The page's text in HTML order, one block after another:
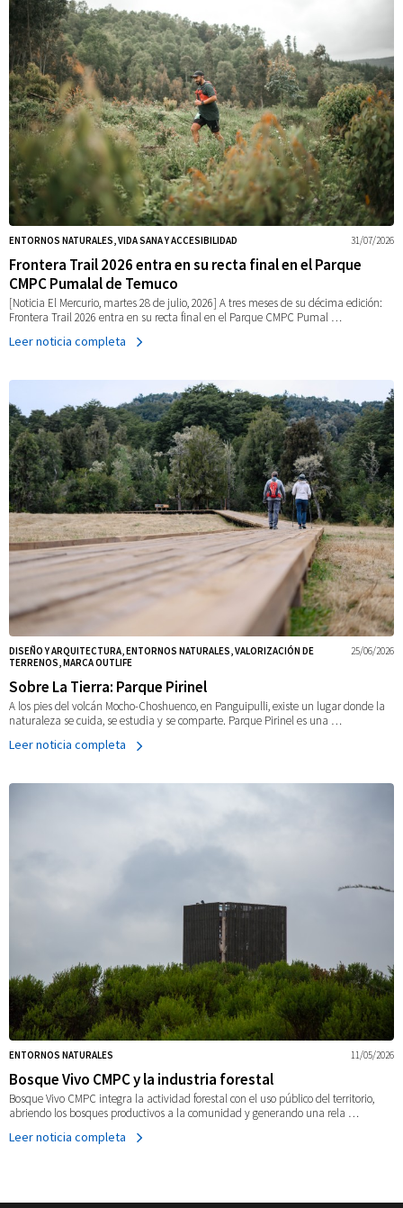
31/07/2026
ENTORNOS NATURALES, VIDA SANA Y ACCESIBILIDAD
Frontera Trail 2026 entra en su recta final en el Parque
CMPC Pumalal de Temuco
[Noticia El Mercurio, martes 28 de julio, 2026] A tres meses de su décima edición:
Frontera Trail 2026 entra en su recta final en el Parque CMPC Pumal …
Leer noticia completa
25/06/2026
DISEÑO Y ARQUITECTURA, ENTORNOS NATURALES, VALORIZACIÓN DE
TERRENOS, MARCA OUTLIFE
Sobre La Tierra: Parque Pirinel
A los pies del volcán Mocho-Choshuenco, en Panguipulli, existe un lugar donde la
naturaleza se cuida, se estudia y se comparte. Parque Pirinel es una …
Leer noticia completa
11/05/2026
ENTORNOS NATURALES
Bosque Vivo CMPC y la industria forestal
Bosque Vivo CMPC integra la actividad forestal con el uso público del territorio,
abriendo los bosques productivos a la comunidad y generando una rela …
Leer noticia completa